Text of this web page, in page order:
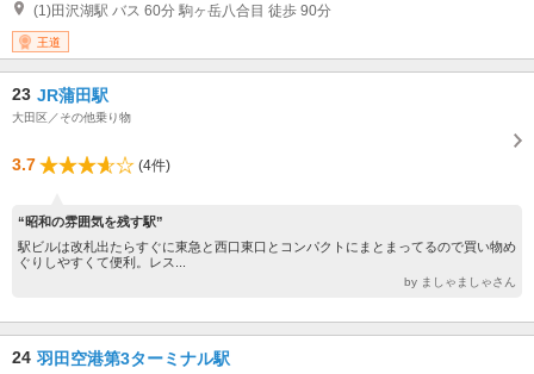
(1)田沢湖駅 バス 60分 駒ヶ岳八合目 徒歩 90分
王道
23 JR蒲田駅
大田区／その他乗り物
3.7 (4件)
“昭和の雰囲気を残す駅”
駅ビルは改札出たらすぐに東急と西口東口とコンパクトにまとまってるので買い物め
ぐりしやすくて便利。レス...
by ましゃましゃさん
24 羽田空港第3ターミナル駅